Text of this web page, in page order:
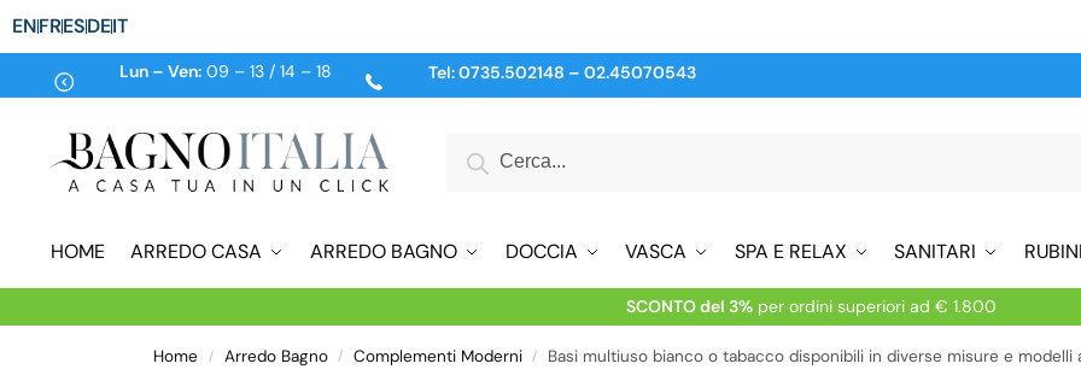
ENFRESDEIT
Lun – Ven:09 – 13 / 14 – 18 Tel:0735.502148 – 02.45070543
HOME ARREDO CASA ARREDO BAGNO DOCCIA VASCA SPA E RELAX SANITARI
SCONTO del 3%per ordini superiori ad € 1.800
Home / Arredo Bagno / Complementi Moderni / Basi multiuso bianco o tabacco disponibili in diverse misure e modelli